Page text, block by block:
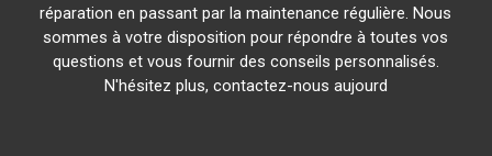
réparation en passant par la maintenance régulière. Nous
sommes à votre disposition pour répondre à toutes vos
questions et vous fournir des conseils personnalisés.
N'hésitez plus, contactez-nous aujourd